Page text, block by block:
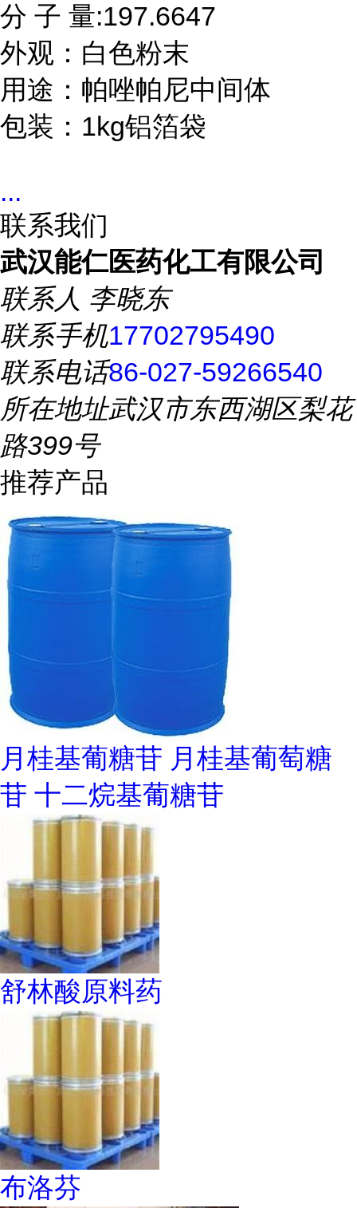
分 子 量:197.6647
外观：白色粉末
用途：帕唑帕尼中间体
包装：1kg铝箔袋
...
联系我们
武汉能仁医药化工有限公司
联系人 李晓东
联系手机17702795490
联系电话86-027-59266540
所在地址武汉市东西湖区梨花
路399号
推荐产品
月桂基葡糖苷 月桂基葡萄糖
苷 十二烷基葡糖苷
舒林酸原料药
布洛芬